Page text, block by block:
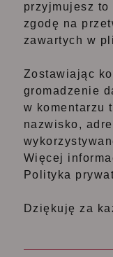
przyjmujesz
zgodę na
zawartych w
Zostawiając
gromadzenie
w komentarzu
nazwisko,
Więcej
Polityka
Dziękuję za